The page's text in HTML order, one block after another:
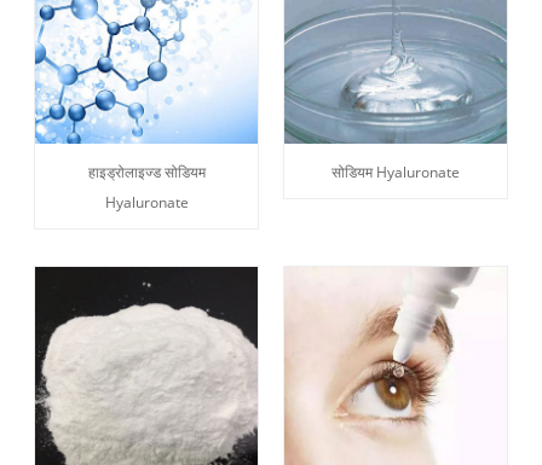
हाइड्रोलाइज्ड सोडियम
Hyaluronate
सोडियम Hyaluronate